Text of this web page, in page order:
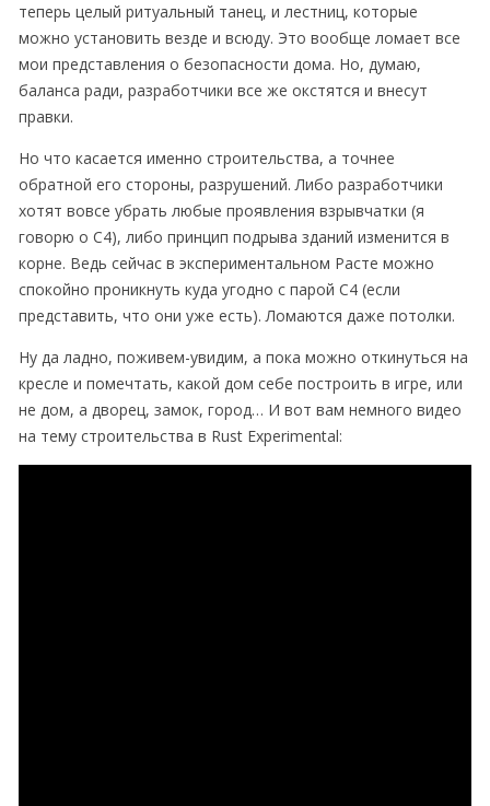
теперь целый ритуальный танец, и лестниц, которые
можно установить везде и всюду. Это вообще ломает все
мои представления о безопасности дома. Но, думаю,
баланса ради, разработчики все же окстятся и внесут
правки.
Но что касается именно строительства, а точнее
обратной его стороны, разрушений. Либо разработчики
хотят вовсе убрать любые проявления взрывчатки (я
говорю о С4), либо принцип подрыва зданий изменится в
корне. Ведь сейчас в экспериментальном Расте можно
спокойно проникнуть куда угодно с парой С4 (если
представить, что они уже есть). Ломаются даже потолки.
Ну да ладно, поживем-увидим, а пока можно откинуться на
кресле и помечтать, какой дом себе построить в игре, или
не дом, а дворец, замок, город… И вот вам немного видео
на тему строительства в Rust Experimental: